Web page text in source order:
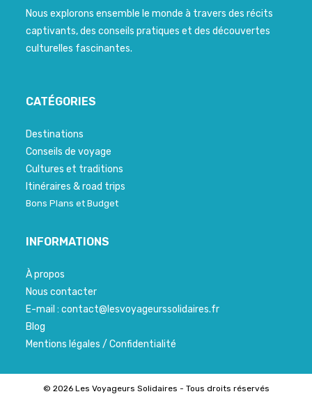
Nous explorons ensemble le monde à travers des récits
captivants, des conseils pratiques et des découvertes
culturelles fascinantes.
CATÉGORIES
Destinations
Conseils de voyage
Cultures et traditions
Itinéraires & road trips
Bons Plans et Budget
INFORMATIONS
À propos
Nous contacter
E-mail : contact@lesvoyageurssolidaires.fr
Blog
Mentions légales / Confidentialité
© 2026 Les Voyageurs Solidaires - Tous droits réservés